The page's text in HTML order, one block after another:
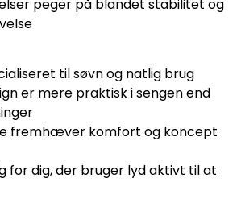
peger på blandet stabilitet og
til søvn og natlig brug
er mere praktisk i sengen end
fremhæver komfort og koncept
for dig, der bruger lyd aktivt til at